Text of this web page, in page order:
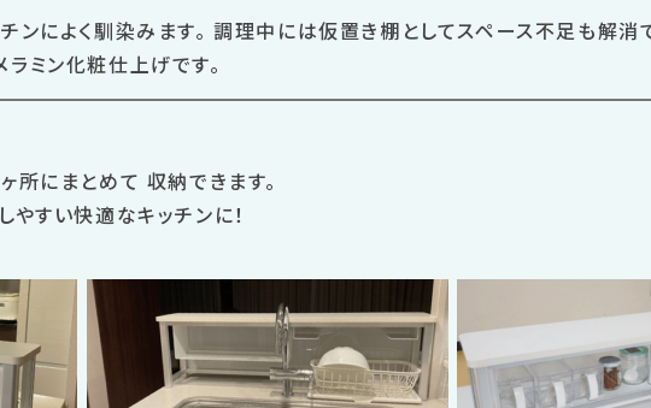
ンによく馴染みます。 調理中には仮置き棚としてスペース不足も解消
ミン化粧仕上げです。
所にまとめて 収納できます。
やすい快適なキッチンに！